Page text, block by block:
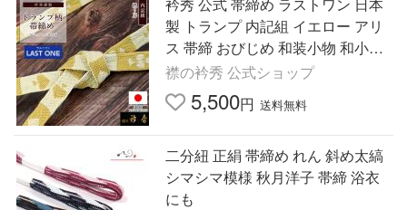
製 トランプ 内記組 イエロー アリ
ス 帯締 おびじめ 和装小物 和小物
えりひで 襟の衿秀
襟の衿秀 公式ショップ
5,500円 送料無料
二分紐 正絹 帯締め れん 斜め太縞
シマシマ模様 秋月洋子 帯締 浴衣
にも